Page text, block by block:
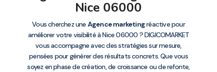
Nice 06000
Vous cherchez une Agence marketingréactive pour
améliorer votre visibilité à Nice 06000 ? DIGICOMARKET
vous accompagne avec des stratégies sur mesure,
pensées pour générer des résultats concrets. Que vous
soyez en phase de création, de croissance ou de refonte,